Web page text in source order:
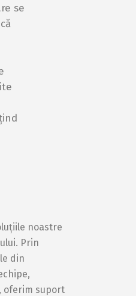
se
noastre
Prin
din
oferim suport